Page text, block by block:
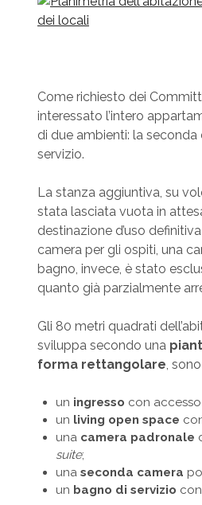
Come richiesto dei
interessato l’intero
di due ambienti: la
servizio.
La stanza aggiuntiva, su
stata lasciata vuota in
destinazione d’uso
camera per gli ospiti, una
bagno, invece, è stato
quanto già parzialmente
Gli 80 metri quadrati
sviluppa secondo una
forma rettangolare,
un ingresso con
un living open space
una camera padronale
suite;
una seconda camera
un bagno di servizio